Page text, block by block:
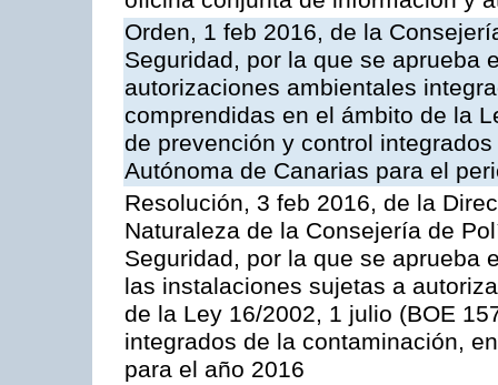
Orden, 1 feb 2016, de la
Seguridad, por la que se aprueba
autorizaciones ambientales
comprendidas en el ámbito de la
de prevención y control
Autónoma de Canarias para el
Resolución, 3 feb 2016, de la
Naturaleza de la Consejería de
Seguridad, por la que se aprueba
las instalaciones sujetas a
de la Ley 16/2002, 1 julio (BOE
integrados de la contaminación,
para el año 2016